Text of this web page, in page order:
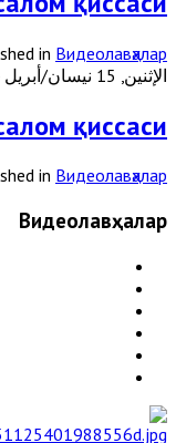
in Видеолавҳалар
الإثنين, 15 نيسان/أبريل 2024 00:00
қиссаси
in Видеолавҳалар
Видеолавҳалар